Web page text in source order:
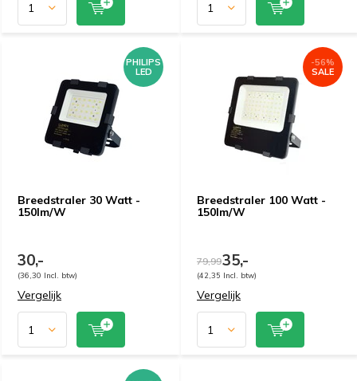
Breedstraler 30 Watt -
150lm/W
PHILIPS
LED
30,-
(36,30 Incl. btw)
Vergelijk
Breedstraler 100 Watt -
150lm/W
-56%
SALE
79,9935,-
(42,35 Incl. btw)
Vergelijk